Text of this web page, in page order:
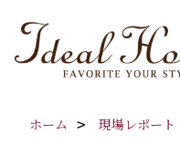
ホーム 現場レポート